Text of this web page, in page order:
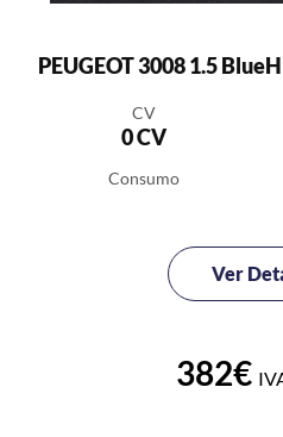
PEUGEOT 3008 1.5
CV
0 CV
Consumo
Ver
382€